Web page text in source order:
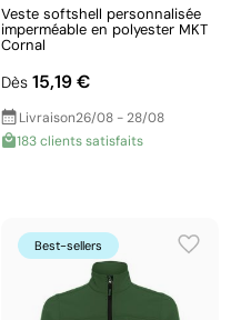
Veste softshell personnalisée
imperméable en polyester MKT
Cornal
Dès 15,19 €
Livraison26/08 - 28/08
183 clients satisfaits
Best-sellers